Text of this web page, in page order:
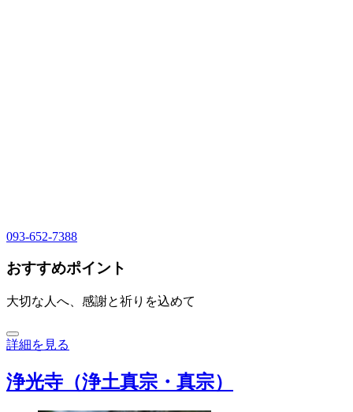
093-652-7388
おすすめポイント
大切な人へ、感謝と祈りを込めて
詳細を見る
浄光寺（浄土真宗・真宗）